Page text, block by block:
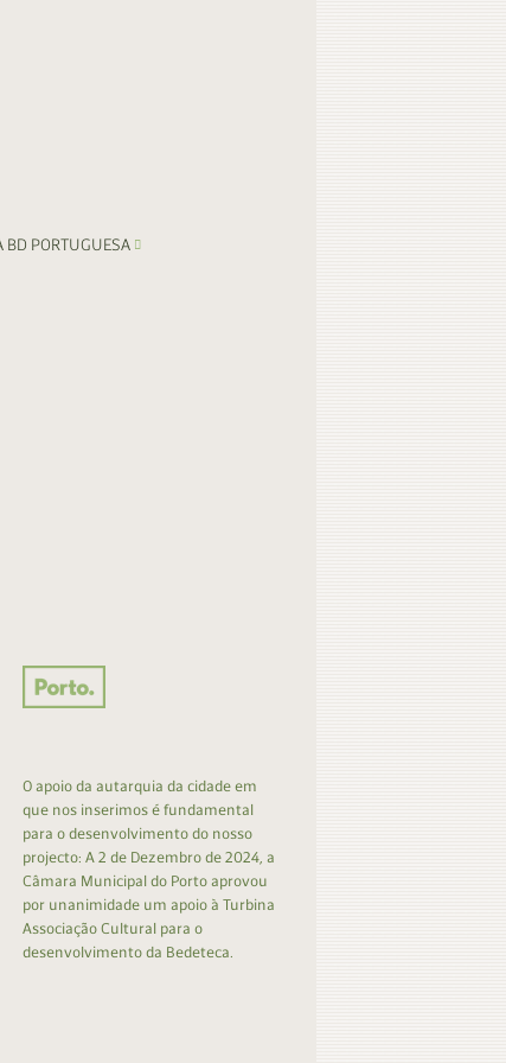
BD PORTUGUESA
O apoio da autarquia da cidade em
que nos inserimos é fundamental
para o desenvolvimento do nosso
projecto: A 2 de Dezembro de 2024, a
Câmara Municipal do Porto aprovou
por unanimidade um apoio à Turbina
Associação Cultural para o
desenvolvimento da Bedeteca.